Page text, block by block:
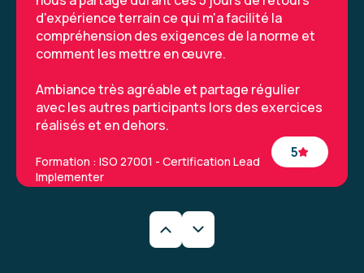
5
d'expérience terrain ce qui m'a facilité la
compréhension des exigences de la norme et
comment les mettre en œuvre.
Ambiance très agréable et partage régulier
avec les autres participants lors des exercices
réalisés et en dehors.
Formation : ISO 27001 - Certification Lead
Implementer